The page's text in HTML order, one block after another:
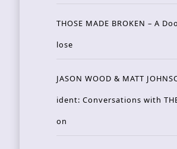
THOSE MADE BROKEN – A
lose
JASON WOOD & MATT
ident: Conversations with
on